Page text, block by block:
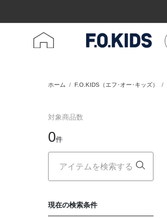
ホーム F.O.KIDS（エフ･オー･キッズ）
対象商品数
0件
現在の検索条件